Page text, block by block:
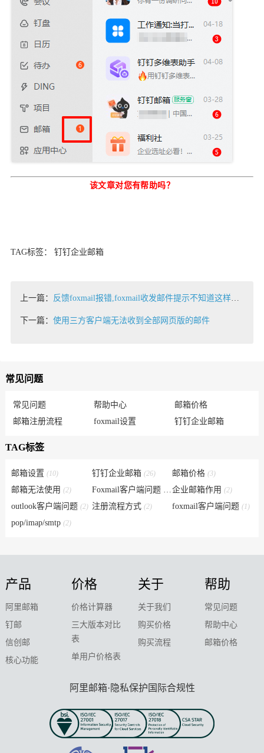
该文章对您有帮助吗？
TAG标签： 钉钉企业邮箱
上一篇： 反馈foxmail报错,foxmail收发邮件提示不知道这样的主机
下一篇： 使用三方客户端无法收到全部网页版的邮件
常见问题
常见问题 帮助中心
邮箱价格
邮箱注册流程
foxmail设置 钉钉企业邮箱
TAG标签
邮箱设置 (10) 钉钉企业邮箱 (26) 邮箱价格(3)
邮箱无法使用 (2) 企业邮箱作用(2)
outlook客户端问题 (2) 注册流程方式 (2) foxmail客户端问题(1)
pop/imap/smtp (2)
产品
阿里邮箱
钉邮
信创邮
核心功能
价格
价格计算器
三大版本对比
表
单用户价格表
关于
关于我们
购买价格
购买流程
帮助
常见问题
帮助中心
邮箱价格
阿里邮箱·隐私保护国际合规性